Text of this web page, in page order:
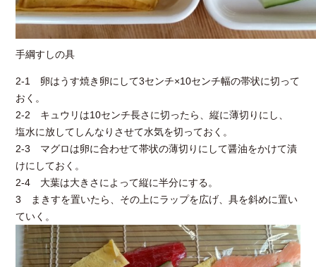
手綱すしの具
2-1 卵はうす焼き卵にして3センチ×10センチ幅の帯状に切って
おく。
2-2 キュウリは10センチ長さに切ったら、縦に薄切りにし、
塩水に放してしんなりさせて水気を切っておく。
2-3 マグロは卵に合わせて帯状の薄切りにして醤油をかけて漬
けにしておく。
2-4 大葉は大きさによって縦に半分にする。
3 まきすを置いたら、その上にラップを広げ、具を斜めに置い
ていく。